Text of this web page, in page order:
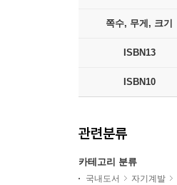
쪽수, 무게, 크기
ISBN13
ISBN10
관련분류
카테고리 분류
국내도서 자기계발